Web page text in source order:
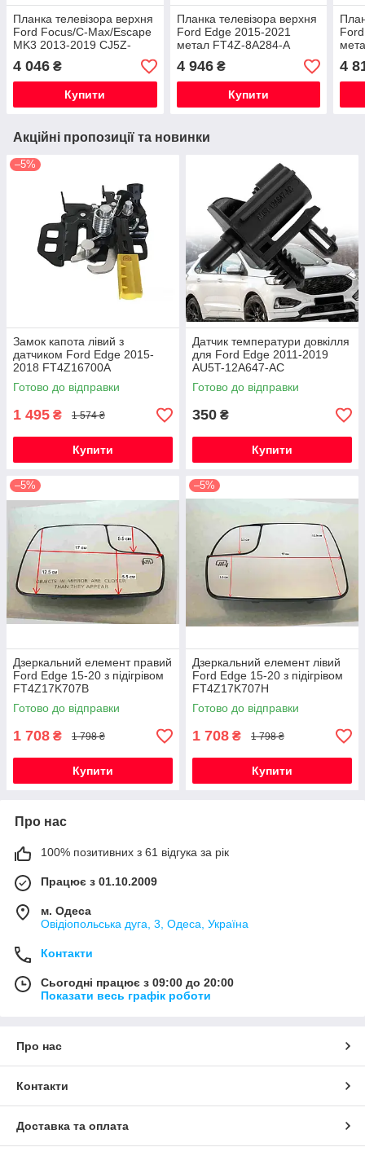
Планка телевізора верхня
Ford Focus/C-Max/Escape
MK3 2013-2019 CJ5Z-
8A284-A
4 046 ₴
Купити
Планка телевізора верхня
Ford Edge 2015-2021
метал FT4Z-8A284-A
4 946₴
Купити
4
Акційні пропозиції та новинки
–5%
Замок капота лівий з
датчиком Ford Edge 2015-
2018 FT4Z16700A
Готово до відправки
1 495 ₴ 1 574 ₴
Купити
Датчик температури довкілля
для Ford Edge 2011-2019
AU5T-12A647-AC
Готово до відправки
350 ₴
Купити
–5%
Дзеркальний елемент правий
Ford Edge 15-20 з підігрівом
FT4Z17K707B
Готово до відправки
1 708 ₴ 1 798 ₴
Купити
–5%
Дзеркальний елемент лівий
Ford Edge 15-20 з підігрівом
FT4Z17K707H
Готово до відправки
1 708 ₴ 1 798 ₴
Купити
Про нас
100% позитивних з 61 відгука за рік
Працює з 01.10.2009
м. Одеса
Овідіопольська дуга, 3, Одеса, Україна
Контакти
Сьогодні працює з 09:00 до 20:00
Показати весь графік роботи
Про нас
Контакти
Доставка та оплата